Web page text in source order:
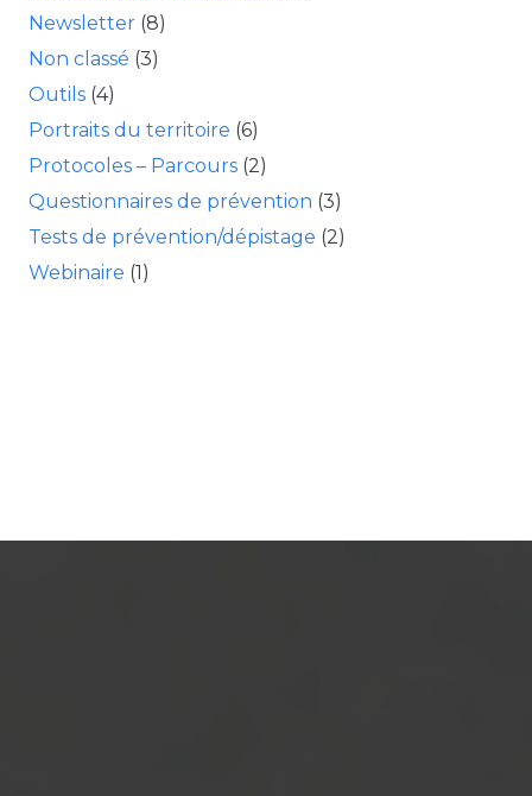
Newsletter (8)
Non classé (3)
Outils (4)
Portraits du territoire (6)
Protocoles – Parcours (2)
Questionnaires de prévention (3)
Tests de prévention/dépistage (2)
Webinaire (1)